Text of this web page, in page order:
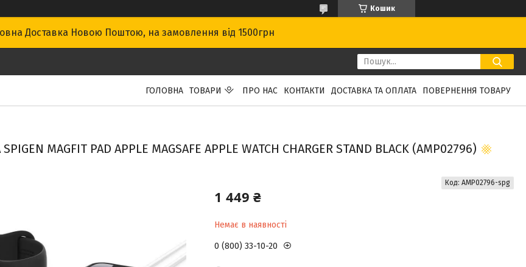
Кошик
Доставка Новою Поштою, на замовлення від 1500грн
ГОЛОВНА ТОВАРИ ПРО НАС КОНТАКТИ ДОСТАВКА ТА ОПЛАТА ПОВЕРНЕННЯ ТОВАРУ
MAGFIT PAD APPLE MAGSAFE APPLE WATCH CHARGER STAND BLACK (AMP02796)
1 449 ₴
Немає в наявності
Код: AMP02796-spg
0 (800) 33-10-20